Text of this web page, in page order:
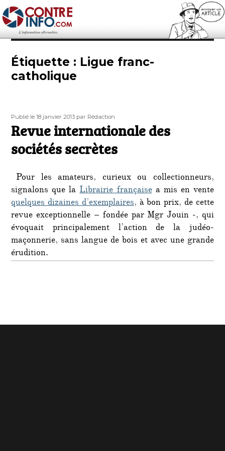
Contre-Info
Étiquette : Ligue franc-
catholique
Publié
le
Publié le 18 janvier 2013 Auteur
par Rédaction
Revue internationale des
sociétés secrètes
Pour les amateurs, curieux ou collectionneurs,
signalons que laLibrairie françaisea mis en vente
quelques dizaines d’exemplaires, à bon prix, de cette
revue exceptionnelle – fondée par Mgr Jouin -, qui
évoquait principalement l’action de la judéo-
maçonnerie, sans langue de bois et avec une grande
érudition.